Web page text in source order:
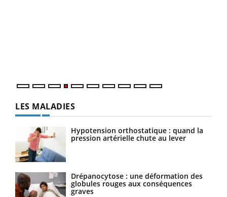
LES MALADIES
Hypotension orthostatique : quand la
pression artérielle chute au lever
Drépanocytose : une déformation des
globules rouges aux conséquences
graves